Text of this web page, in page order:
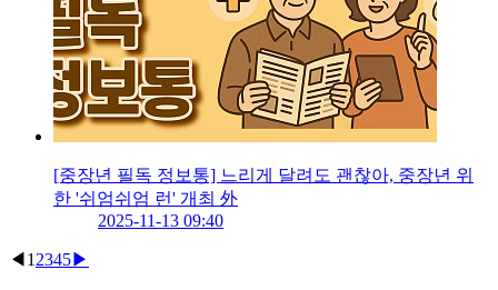
[중장년 필독 정보통] 느리게 달려도 괜찮아, 중장년 위
한 '쉬엄쉬엄 런' 개최 外
2025-11-13 09:40
◀ 1 2345▶